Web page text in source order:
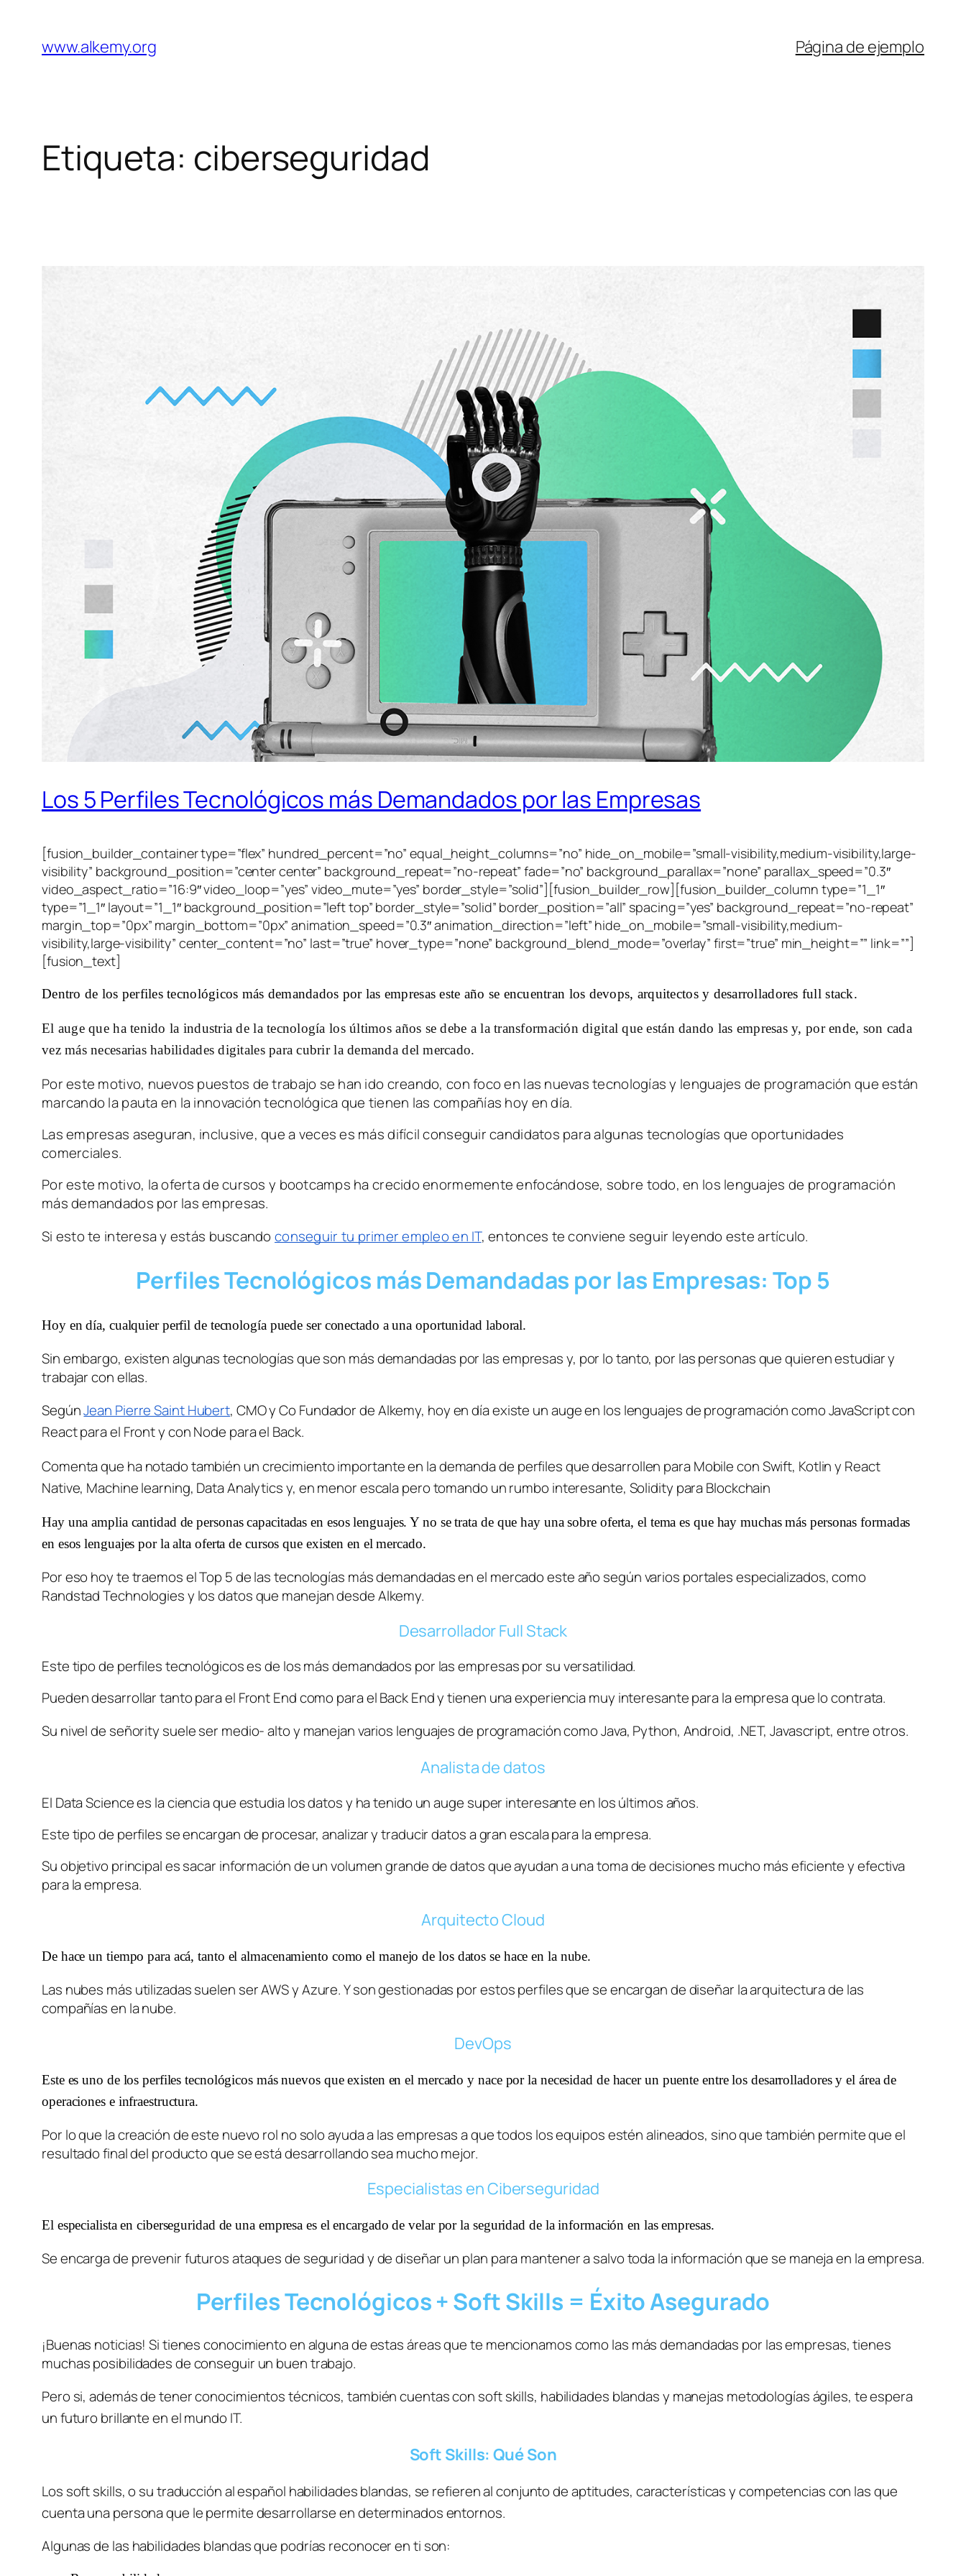
contenido
www.alkemy.org Página de ejemplo
Etiqueta: ciberseguridad
Los 5 Perfiles Tecnológicos más Demandados por las Empresas
[fusion_builder_container type=”flex” hundred_percent=”no” equal_height_columns=”no” hide_on_mobile=”small-visibility,medium-visibility,large-
visibility” background_position=”center center” background_repeat=”no-repeat” fade=”no” background_parallax=”none” parallax_speed=”0.3″
video_aspect_ratio=”16:9″ video_loop=”yes” video_mute=”yes” border_style=”solid”][fusion_builder_row][fusion_builder_column type=”1_1″
type=”1_1″ layout=”1_1″ background_position=”left top” border_style=”solid” border_position=”all” spacing=”yes” background_repeat=”no-repeat”
margin_top=”0px” margin_bottom=”0px” animation_speed=”0.3″ animation_direction=”left” hide_on_mobile=”small-visibility,medium-
visibility,large-visibility” center_content=”no” last=”true” hover_type=”none” background_blend_mode=”overlay” first=”true” min_height=”” link=””]
[fusion_text]
Dentro de los perfiles tecnológicos más demandados por las empresas este año se encuentran los devops, arquitectos y desarrolladores full stack.
El auge que ha tenido la industria de la tecnología los últimos años se debe a la transformación digital que están dando las empresas y, por ende, son cada
vez más necesarias habilidades digitales para cubrir la demanda del mercado.
Por este motivo, nuevos puestos de trabajo se han ido creando, con foco en las nuevas tecnologías y lenguajes de programación que están
marcando la pauta en la innovación tecnológica que tienen las compañías hoy en día.
Las empresas aseguran, inclusive, que a veces es más difícil conseguir candidatos para algunas tecnologías que oportunidades
comerciales.
Por este motivo, la oferta de cursos y bootcamps ha crecido enormemente enfocándose, sobre todo, en los lenguajes de programación
más demandados por las empresas.
Si esto te interesa y estás buscando conseguir tu primer empleo en IT, entonces te conviene seguir leyendo este artículo.
Perfiles Tecnológicos más Demandadas por las Empresas: Top 5
Hoy en día, cualquier perfil de tecnología puede ser conectado a una oportunidad laboral.
Sin embargo, existen algunas tecnologías que son más demandadas por las empresas y, por lo tanto, por las personas que quieren estudiar y
trabajar con ellas.
Según Jean Pierre Saint Hubert, CMO y Co Fundador de Alkemy, hoy en día existe un auge en los lenguajes de programación como JavaScript con
React para el Front y con Node para el Back.
Comenta que ha notado también un crecimiento importante en la demanda de perfiles que desarrollen para Mobile con Swift, Kotlin y React
Native, Machine learning, Data Analytics y, en menor escala pero tomando un rumbo interesante, Solidity para Blockchain
Hay una amplia cantidad de personas capacitadas en esos lenguajes. Y no se trata de que hay una sobre oferta, el tema es que hay muchas más personas formadas
en esos lenguajes por la alta oferta de cursos que existen en el mercado.
Por eso hoy te traemos el Top 5 de las tecnologías más demandadas en el mercado este año según varios portales especializados, como
Randstad Technologies y los datos que manejan desde Alkemy.
Desarrollador Full Stack
Este tipo de perfiles tecnológicos es de los más demandados por las empresas por su versatilidad.
Pueden desarrollar tanto para el Front End como para el Back End y tienen una experiencia muy interesante para la empresa que lo contrata.
Su nivel de señority suele ser medio- alto y manejan varios lenguajes de programación como Java, Python, Android, .NET, Javascript, entre otros.
Analista de datos
El Data Science es la ciencia que estudia los datos y ha tenido un auge super interesante en los últimos años.
Este tipo de perfiles se encargan de procesar, analizar y traducir datos a gran escala para la empresa.
Su objetivo principal es sacar información de un volumen grande de datos que ayudan a una toma de decisiones mucho más eficiente y efectiva
para la empresa.
Arquitecto Cloud
De hace un tiempo para acá, tanto el almacenamiento como el manejo de los datos se hace en la nube.
Las nubes más utilizadas suelen ser AWS y Azure. Y son gestionadas por estos perfiles que se encargan de diseñar la arquitectura de las
compañías en la nube.
DevOps
Este es uno de los perfiles tecnológicos más nuevos que existen en el mercado y nace por la necesidad de hacer un puente entre los desarrolladores y el área de
operaciones e infraestructura.
Por lo que la creación de este nuevo rol no solo ayuda a las empresas a que todos los equipos estén alineados, sino que también permite que el
resultado final del producto que se está desarrollando sea mucho mejor.
Especialistas en Ciberseguridad
El especialista en ciberseguridad de una empresa es el encargado de velar por la seguridad de la información en las empresas.
Perfiles Tecnológicos + Soft Skills = Éxito Asegurado
¡Buenas noticias! Si tienes conocimiento en alguna de estas áreas que te mencionamos como las más demandadas por las empresas, tienes
muchas posibilidades de conseguir un buen trabajo.
Pero si, además de tener conocimientos técnicos, también cuentas con soft skills, habilidades blandas y manejas metodologías ágiles, te espera
un futuro brillante en el mundo IT.
Soft Skills: Qué Son
Los soft skills, o su traducción al español habilidades blandas, se refieren al conjunto de aptitudes, características y competencias con las que
cuenta una persona que le permite desarrollarse en determinados entornos.
Algunas de las habilidades blandas que podrías reconocer en ti son: